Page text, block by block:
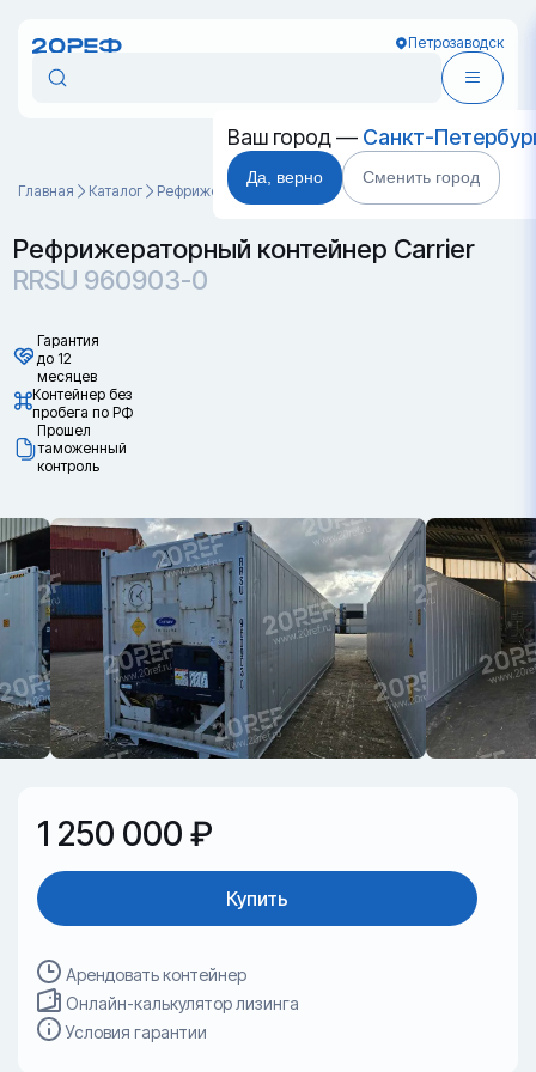
Петрозаводск
Ваш город — Санкт-
Да, верно Сменить город
Главная Каталог Рефрижераторные контейнеры RRSU 960903-0
Рефрижераторный контейнер Carrier
RRSU 960903-0
Гарантия
до 12
месяцев
Контейнер без
пробега по РФ
Прошел
таможенный
контроль
1 250 000 ₽
Купить
Арендовать контейнер
Онлайн-калькулятор лизинга
Условия гарантии